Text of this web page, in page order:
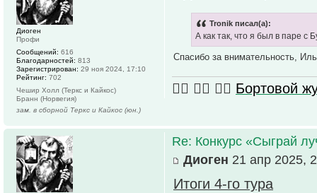
Tronik писал(а):
А как так, что я был в паре с
Спасибо за внимательность,
🏴‍☠️ 🏴‍☠️ 🏴‍☠️ Бортовой
Диоген
Профи
Сообщений: 616
Благодарностей: 813
Зарегистрирован: 29 ноя 2024, 17:10
Рейтинг: 702
Чешир Холл (Теркс и Кайкос)
Бранн (Норвегия)
зам. в сборной Теркс и Кайкос (юн.)
Re: Конкурс «Сыграй
Диоген 21 апр 2025,
Итоги 4-го тура